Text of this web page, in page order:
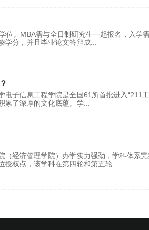
位。MBA需与全日制研究生一起报名，入学
学分，并且毕业论文答辩成
子信息工程学院是全国61所首批进入“211
累了深厚的文化底蕴。学
经济管理学院）办学实力强劲，学科体系完
授权点，该学科在第四轮和第五轮